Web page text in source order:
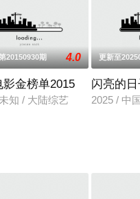
节目。节目集结全球实力唱
20150930期 4.0
影金榜单2015
知 / 大陆综艺
更新至
闪亮的
2025 / 中